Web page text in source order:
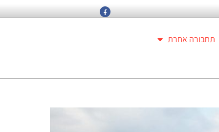
תחבורה אחרת